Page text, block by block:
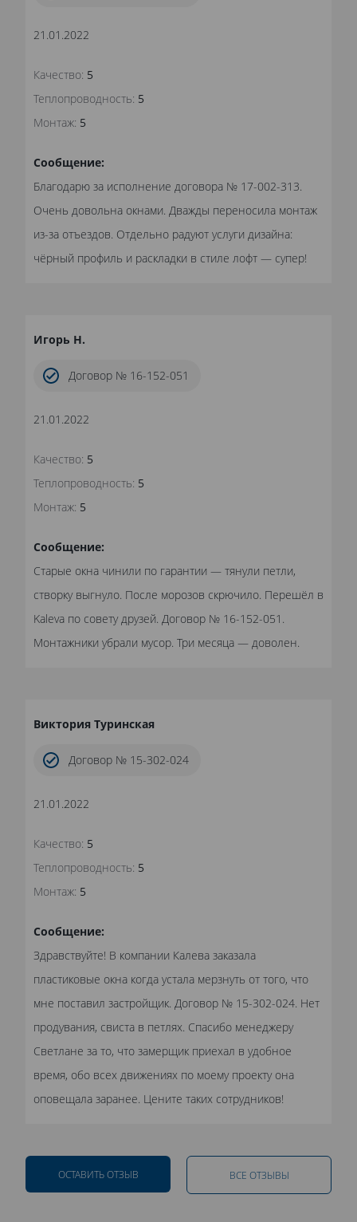
21.01.2022
Качество: 5
Теплопроводность: 5
Монтаж: 5
Сообщение:
Благодарю за исполнение договора № 17-002-313.
Очень довольна окнами. Дважды переносила монтаж
из-за отъездов. Отдельно радуют услуги дизайна:
чёрный профиль и раскладки в стиле лофт — супер!
Игорь Н.
Договор № 16-152-051
21.01.2022
Качество: 5
Теплопроводность: 5
Монтаж: 5
Сообщение:
Старые окна чинили по гарантии — тянули петли,
створку выгнуло. После морозов скрючило. Перешёл в
Kaleva по совету друзей. Договор № 16-152-051.
Монтажники убрали мусор. Три месяца — доволен.
Виктория Туринская
Договор № 15-302-024
21.01.2022
Качество: 5
Теплопроводность: 5
Монтаж: 5
Сообщение:
Здравствуйте! В компании Калева заказала
пластиковые окна когда устала мерзнуть от того, что
мне поставил застройщик. Договор № 15-302-024. Нет
продувания, свиста в петлях. Спасибо менеджеру
Светлане за то, что замерщик приехал в удобное
время, обо всех движениях по моему проекту она
оповещала заранее. Цените таких сотрудников!
ОСТАВИТЬ ОТЗЫВ ВСЕ ОТЗЫВЫ